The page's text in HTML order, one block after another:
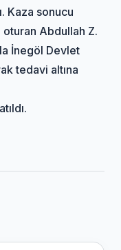
Kaza sonucu
Abdullah Z.
İnegöl Devlet
tedavi altına